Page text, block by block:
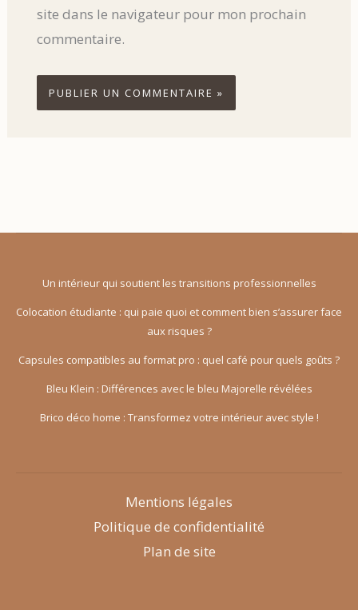
site dans le navigateur pour mon prochain
commentaire.
Un intérieur qui soutient les transitions professionnelles
Colocation étudiante : qui paie quoi et comment bien s’assurer face
aux risques ?
Capsules compatibles au format pro : quel café pour quels goûts ?
Bleu Klein : Différences avec le bleu Majorelle révélées
Brico déco home : Transformez votre intérieur avec style !
Mentions légales
Politique de confidentialité
Plan de site